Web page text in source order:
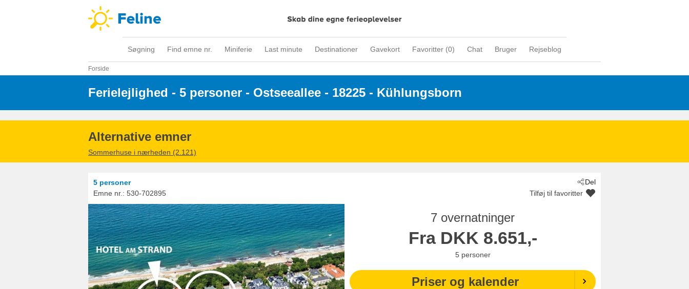
Søgning Find emne nr. Miniferie Last minute Destinationer Gavekort Favoritter (0) Chat Bruger Rejseblog
Forside
Ferielejlighed - 5 personer - Ostseeallee - 18225 - Kühlungsborn
Alternative emner
Sommerhuse i nærheden (2.121)
Del
5 personer
Emne nr.: 530-702895 Tilføj til favoritter
7 overnatninger
Fra DKK 8.651,-
5 personer
Priser og kalender